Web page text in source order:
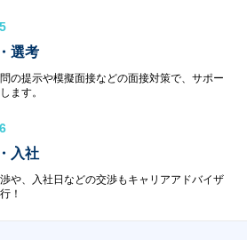
選考
の提示や模擬面接などの面接対策で、サポー
ます。
入社
や、入社日などの交渉もキャリアアドバイザ
！